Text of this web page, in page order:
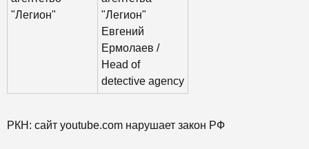
"Легион"
"Легион"
Евгений
Ермолаев /
Head of
detective agency
РКН: сайт youtube.com нарушает закон РФ